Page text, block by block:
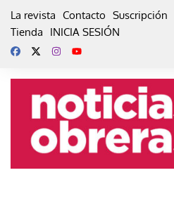
La revista Contacto Suscripción
Tienda
INICIA SESIÓN